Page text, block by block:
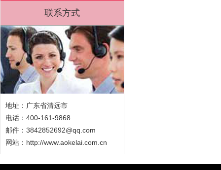
联系方式
地址：广东省清远市
电话：400-161-9868
邮件：3842852692@qq.com
网站： http://www.aokelai.com.cn